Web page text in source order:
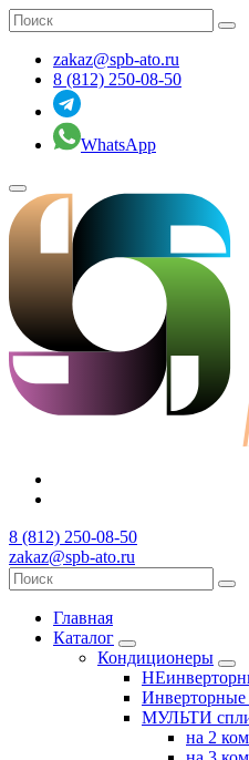
zakaz@spb-ato.ru
8 (812) 250-08-50
WhatsApp
8 (812) 250-08-50
zakaz@spb-ato.ru
Главная
Каталог
Кондиционеры
Инверторные
МУЛЬТИ
на 2